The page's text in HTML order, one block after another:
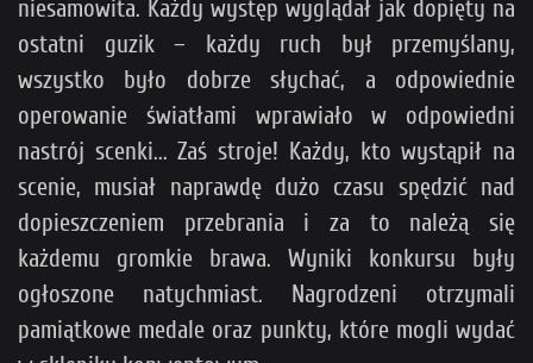
niesamowita. Każdy występ wyglądał jak dopięty na
ostatni guzik – każdy ruch był przemyślany,
wszystko było dobrze słychać, a odpowiednie
operowanie światłami wprawiało w odpowiedni
nastrój scenki... Zaś stroje! Każdy, kto wystąpił na
scenie, musiał naprawdę dużo czasu spędzić nad
dopieszczeniem przebrania i za to należą się
każdemu gromkie brawa. Wyniki konkursu były
ogłoszone natychmiast. Nagrodzeni otrzymali
pamiątkowe medale oraz punkty, które mogli wydać